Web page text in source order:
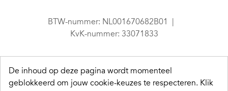
BTW-nummer: NL001670682B01
KvK-nummer: 33071833
De inhoud op deze pagina wordt momenteel
geblokkeerd om jouw cookie-keuzes te respecteren. Klik